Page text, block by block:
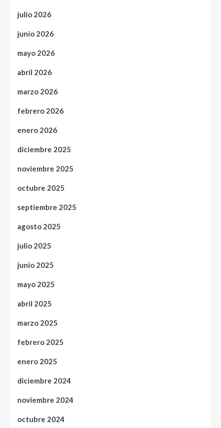
julio 2026
junio 2026
mayo 2026
abril 2026
marzo 2026
febrero 2026
enero 2026
diciembre 2025
noviembre 2025
octubre 2025
septiembre 2025
agosto 2025
julio 2025
junio 2025
mayo 2025
abril 2025
marzo 2025
febrero 2025
enero 2025
diciembre 2024
noviembre 2024
octubre 2024